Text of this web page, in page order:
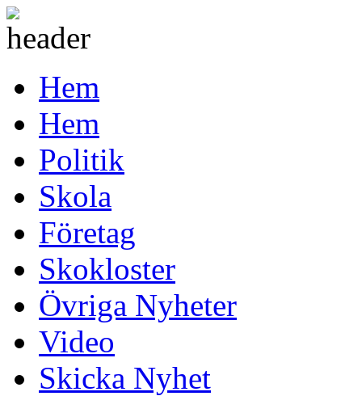
Hem
Hem
Politik
Skola
Företag
Skokloster
Övriga Nyheter
Video
Skicka Nyhet